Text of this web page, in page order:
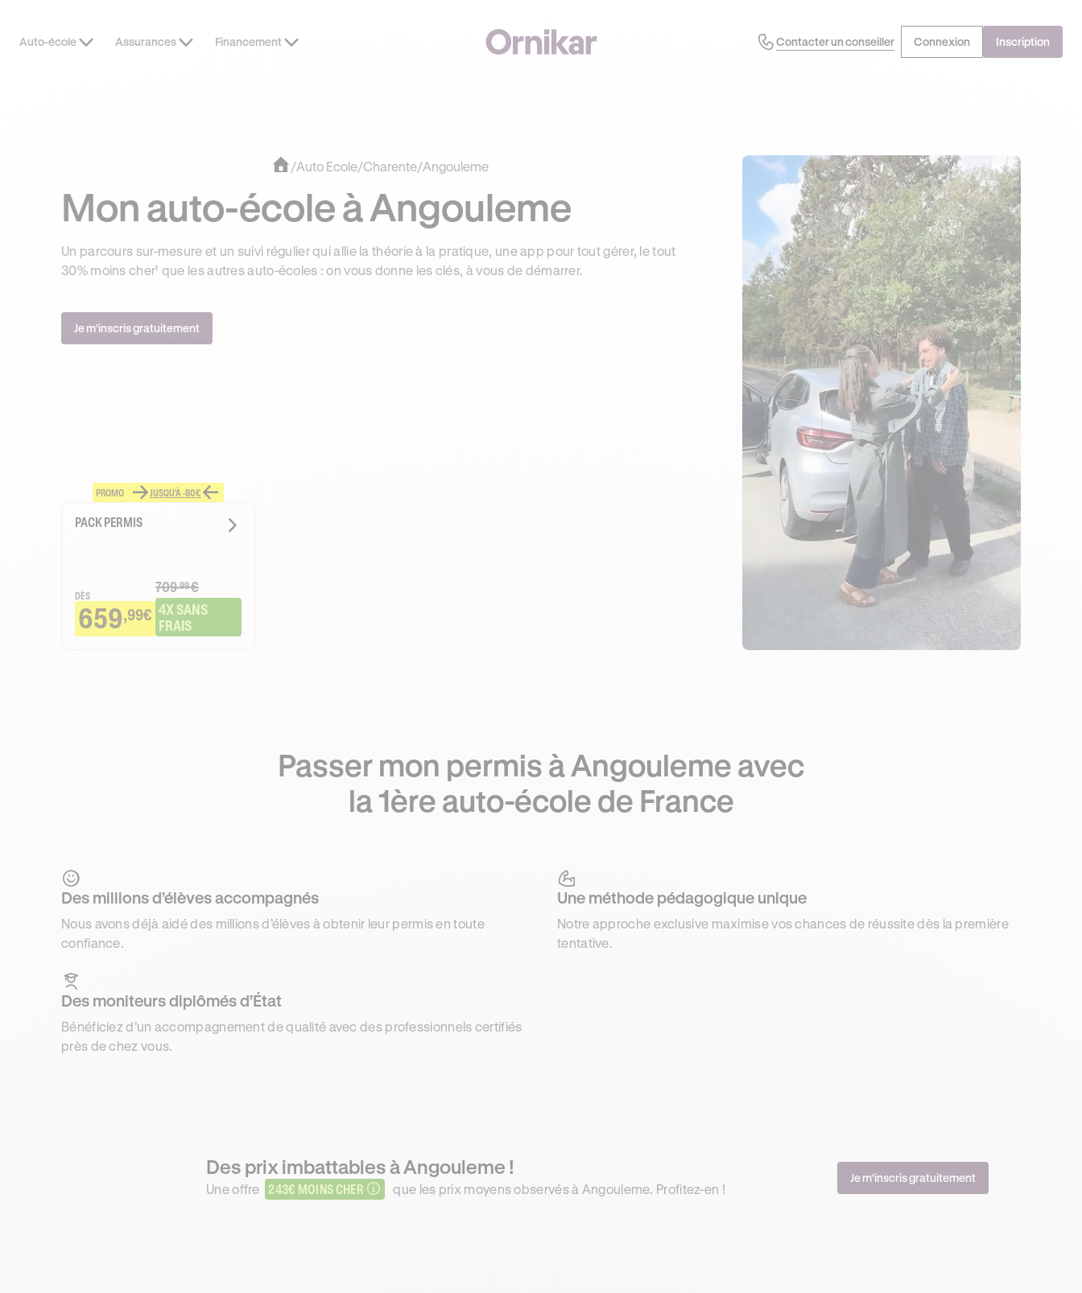
DERNIÈRES HEURES JUSQU’À -100€ SUR VOTRE PERMIS + 3 MOIS DEEZER PREMIUM OFFERTS* ! J'EN PROFITE ! DERNIÈRES HEURES
Auto-école Assurances Financement Contacter un conseiller Connexion Inscription
/Auto Ecole/Charente/Angouleme
Mon auto-école à Angouleme
Un parcours sur-mesure et un suivi régulier qui allie la théorie à la pratique, une app pour tout gérer, le tout
30% moins cher¹ que les autres auto-écoles : on vous donne les clés, à vous de démarrer.
Je m'inscris gratuitement
PROMO JUSQU'À -80€
PACK PERMIS
DÈS
659,99€
709.99€
4X SANS
FRAIS
Passer mon permis à Angouleme avec
la 1ère auto-école de France
Des millions d’élèves accompagnés
Nous avons déjà aidé des millions d’élèves à obtenir leur permis en toute
confiance.
Une méthode pédagogique unique
Notre approche exclusive maximise vos chances de réussite dès la première
tentative.
Des moniteurs diplômés d’État
Bénéficiez d’un accompagnement de qualité avec des professionnels certifiés
près de chez vous.
Des prix imbattables à Angouleme !
Une offre 243€ MOINS CHER que les prix moyens observés à Angouleme. Profitez-en !
Je m'inscris gratuitement